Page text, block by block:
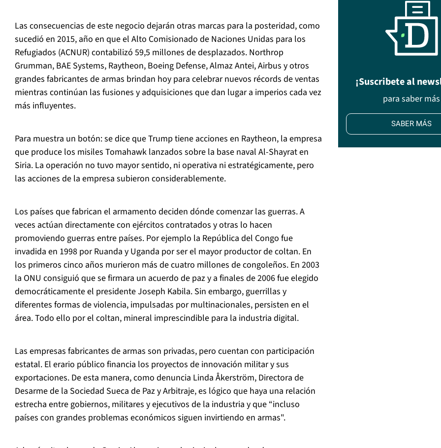
Las consecuencias de este negocio dejarán otras marcas para la posteridad, como
sucedió en 2015, año en que el Alto Comisionado de Naciones Unidas para los
Refugiados (ACNUR) contabilizó 59,5 millones de desplazados. Northrop
Grumman, BAE Systems, Raytheon, Boeing Defense, Almaz Antei, Airbus y otros
grandes fabricantes de armas brindan hoy para celebrar nuevos récords de ventas
mientras continúan las fusiones y adquisiciones que dan lugar a imperios cada vez
más influyentes.
Para muestra un botón: se dice que Trump tiene acciones en Raytheon, la empresa
que produce los misiles Tomahawk lanzados sobre la base naval Al-Shayrat en
Siria. La operación no tuvo mayor sentido, ni operativa ni estratégicamente, pero
las acciones de la empresa subieron considerablemente.
Los países que fabrican el armamento deciden dónde comenzar las guerras. A
veces actúan directamente con ejércitos contratados y otras lo hacen
promoviendo guerras entre países. Por ejemplo la República del Congo fue
invadida en 1998 por Ruanda y Uganda por ser el mayor productor de coltan. En
los primeros cinco años murieron más de cuatro millones de congoleños. En 2003
la ONU consiguió que se firmara un acuerdo de paz y a finales de 2006 fue elegido
democráticamente el presidente Joseph Kabila. Sin embargo, guerrillas y
diferentes formas de violencia, impulsadas por multinacionales, persisten en el
área. Todo ello por el coltan, mineral imprescindible para la industria digital.
Las empresas fabricantes de armas son privadas, pero cuentan con participación
estatal. El erario público financia los proyectos de innovación militar y sus
exportaciones. De esta manera, como denuncia Linda Åkerström, Directora de
Desarme de la Sociedad Sueca de Paz y Arbitraje, es lógico que haya una relación
estrecha entre gobiernos, militares y ejecutivos de la industria y que “incluso
países con grandes problemas económicos siguen invirtiendo en armas".
¡Suscribete al
para saber más
SABER MÁS